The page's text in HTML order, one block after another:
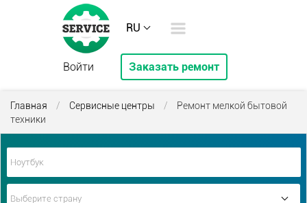
RU
Войти Заказать ремонт
Главная / Сервисные центры /
Ремонт мелкой бытовой
техники